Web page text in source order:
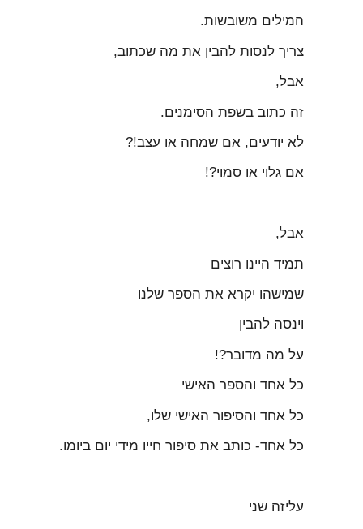
המילים משובשות.
צריך לנסות להבין את מה שכתוב,
אבל,
זה כתוב בשפת הסימנים.
לא יודעים, אם שמחה או עצב!?
אם גלוי או סמוי?!
אבל,
תמיד היינו רוצים
שמישהו יקרא את הספר שלנו
וינסה להבין
על מה מדובר?!
כל אחד והספר האישי
כל אחד והסיפור האישי שלו,
כל אחד- כותב את סיפור חייו מידי יום ביומו.
עליזה שני